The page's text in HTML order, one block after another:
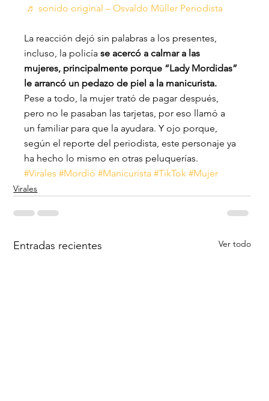
♬ sonido original – Osvaldo Müller Periodista
La reacción dejó sin palabras a los presentes,
incluso, la policía se acercó a calmar a las
mujeres, principalmente porque “Lady Mordidas”
le arrancó un pedazo de piel a la manicurista.
Pese a todo, la mujer trató de pagar después,
pero no le pasaban las tarjetas, por eso llamó a
un familiar para que la ayudara. Y ojo porque,
según el reporte del periodista, este personaje ya
ha hecho lo mismo en otras peluquerías.
#Virales #Mordió #Manicurista #TikTok #Mujer
Virales
Entradas recientes Ver todo